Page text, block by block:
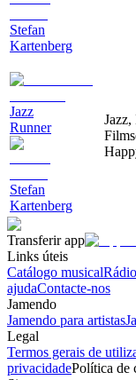
Stefan
Kartenberg
Jazz
Runner
Stefan
Kartenberg
Jazz,
Transferir app
Links úteis
Catálogo musical
ajudaContacte-nos
Jamendo
Jamendo para artistas
Legal
Termos gerais de
privacidadePolítica de